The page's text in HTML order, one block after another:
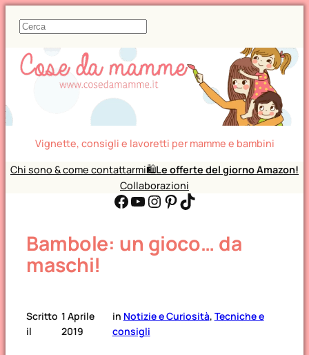
C
r
c
Vignette, consigli e lavoretti per mamme e bambini
Chi sono & come contattarmi🛍️Le offerte del giorno Amazon!
Collaborazioni
Facebook YouTube Instagram Pinterest TikTok
Bambole: un gioco… da
maschi!
Scritto
il
1 Aprile
2019
in Notizie e Curiosità, Tecniche e
consigli